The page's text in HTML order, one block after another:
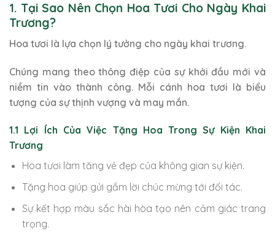
1. Tại Sao Nên Chọn Hoa Tươi Cho Ngày Khai
Trương?
Hoa tươi là lựa chọn lý tưởng cho ngày khai trương.
Chúng mang theo thông điệp của sự khởi đầu mới và
niềm tin vào thành công. Mỗi cánh hoa tươi là biểu
tượng của sự thịnh vượng và may mắn.
1.1 Lợi Ích Của Việc Tặng Hoa Trong Sự Kiện Khai
Trương
Hoa tươi làm tăng vẻ đẹp của không gian sự kiện.
Tặng hoa giúp gửi gắm lời chúc mừng tới đối tác.
Sự kết hợp màu sắc hài hòa tạo nên cảm giác trang
trọng.